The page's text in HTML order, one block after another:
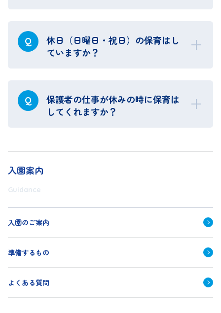
Q
休日（日曜日・祝日）の保育はし
ていますか？
Q
保護者の仕事が休みの時に保育は
してくれますか？
入園案内
Guidance
入園のご案内
準備するもの
よくある質問